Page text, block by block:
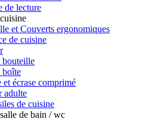
de lecture
et Couverts ergonomiques
de cuisine
bouteille
boîte
et écrase comprimé
adulte
de cuisine
de bain / wc